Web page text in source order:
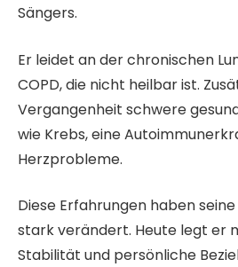
Sängers.
Er leidet an der chronischen
COPD, die nicht heilbar ist.
Vergangenheit schwere
wie Krebs, eine
Herzprobleme.
Diese Erfahrungen haben
stark verändert. Heute legt er
Stabilität und persönliche